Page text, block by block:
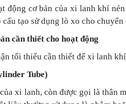
động cơ bản của xi lanh khí
cấu tạo sử dụng lò xo cho
cần thiết cho hoạt động
tối thiểu cần thiết để xi lanh
Tube)
xi lanh, còn được gọi là thân